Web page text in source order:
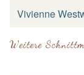
Vivienne
Weitere